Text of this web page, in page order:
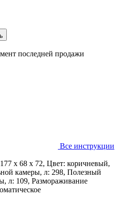
последней продажи
Все инструкции
х 68 х 72, Цвет: коричневый,
камеры, л: 298, Полезный
л: 109, Размораживание